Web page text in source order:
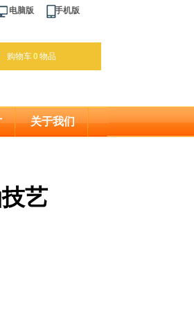
电脑版 手机版
购物车0 物品
关于我们
艺